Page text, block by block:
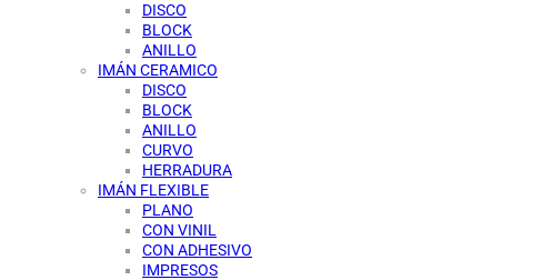
DISCO
BLOCK
ANILLO
IMÁN CERAMICO
DISCO
BLOCK
ANILLO
CURVO
HERRADURA
IMÁN FLEXIBLE
PLANO
CON VINIL
CON ADHESIVO
IMPRESOS